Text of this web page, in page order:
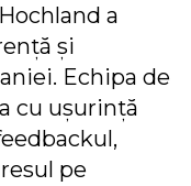
a
și
Echipa de
cu ușurință
pe